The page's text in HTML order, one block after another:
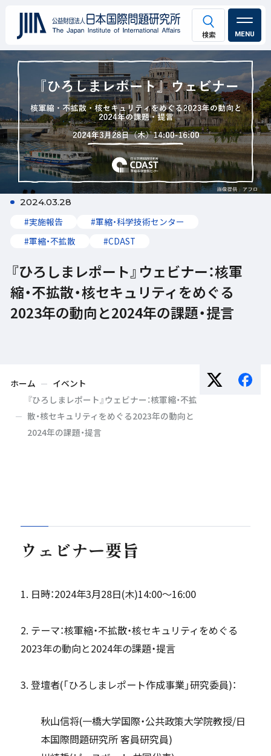
MENU
2024.03.28
#実施報告
#軍縮・科学技術センター
#軍縮・不拡散
#CDAST
『ひろしまレポート』ウェビナー：核軍
縮・不拡散・核セキュリティをめぐる
2023年の動向と2024年の課題・提言
ホーム
イベント
『ひろしまレポート』ウェビナー：核軍縮・不拡
散・核セキュリティをめぐる2023年の動向と
2024年の課題・提言
ウェビナー要旨
1. 日時：2024年3月28日(木)14:00〜16:00
2. テーマ：核軍縮・不拡散・核セキュリティをめぐる
2023年の動向と2024年の課題・提言
3. 登壇者(「ひろしまレポート作成事業」研究委員)：
秋山信将(一橋大学国際・公共政策大学院教授/日
本国際問題研究所 客員研究員)